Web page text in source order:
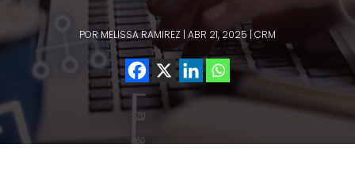
PORMELISSA RAMIREZ | ABR 21, 2025|CRM